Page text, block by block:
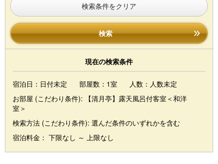
検索条件をクリア
検索
現在の検索条件
宿泊日：日付未定 部屋数：1室
人数：人数未定
お部屋 (こだわり条件):
【清月亭】露天風呂付客室＜和洋
室＞
検索方法 (こだわり条件): 選んだ条件のいずれかを含む
宿泊料金： 下限なし ～ 上限なし